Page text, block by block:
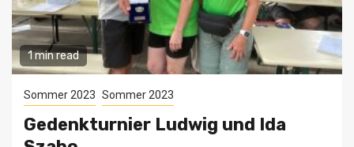
1 min read
Sommer 2023 Sommer 2023
Gedenkturnier Ludwig und Ida